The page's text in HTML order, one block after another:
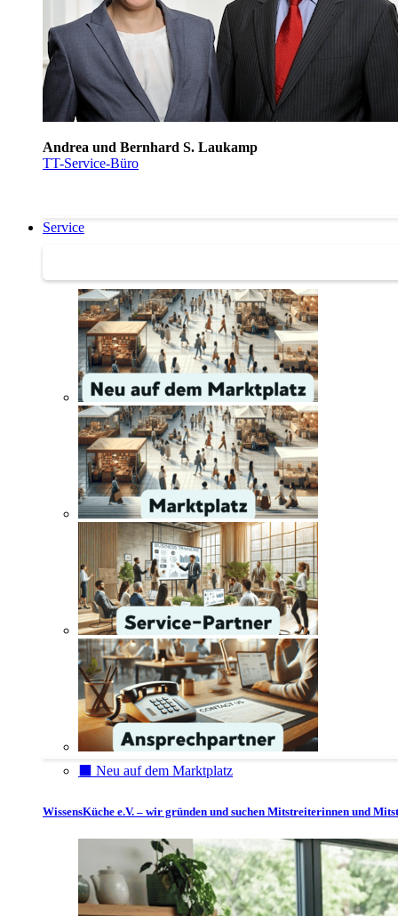
Andrea und Bernhard S. Laukamp
TT-Service-Büro
Service
⬛️ Neu auf dem Marktplatz
WissensKüche e.V. – wir gründen und suchen Mitstreiterinnen und